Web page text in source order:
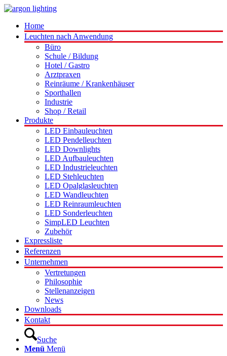
Home
Leuchten nach Anwendung
Büro
Schule / Bildung
Hotel / Gastro
Arztpraxen
Reinräume / Krankenhäuser
Sporthallen
Industrie
Shop / Retail
Produkte
LED Einbauleuchten
LED Pendelleuchten
LED Downlights
LED Aufbauleuchten
LED Industrieleuchten
LED Stehleuchten
LED Opalglasleuchten
LED Wandleuchten
LED Reinraumleuchten
LED Sonderleuchten
SimpLED Leuchten
Zubehör
Expressliste
Referenzen
Unternehmen
Vertretungen
Philosophie
Stellenanzeigen
News
Downloads
Kontakt
Suche
Menü Menü